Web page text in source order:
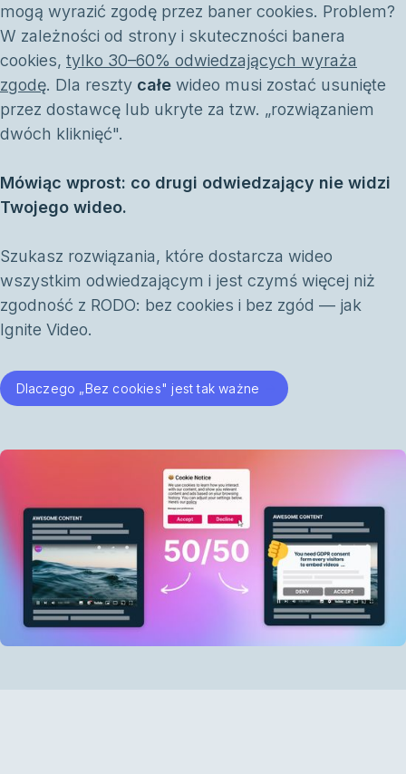
mogą wyrazić zgodę przez baner cookies. Problem?
W zależności od strony i skuteczności banera
cookies, tylko 30–60% odwiedzających wyraża
zgodę. Dla reszty całe wideo musi zostać usunięte
przez dostawcę lub ukryte za tzw. „rozwiązaniem
dwóch kliknięć".
Mówiąc wprost: co drugi odwiedzający nie widzi
Twojego wideo.
Szukasz rozwiązania, które dostarcza wideo
wszystkim odwiedzającym i jest czymś więcej niż
zgodność z RODO: bez cookies i bez zgód — jak
Ignite Video.
Dlaczego „Bez cookies" jest tak ważne